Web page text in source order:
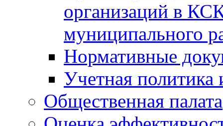
организаций в
муниципального
Нормативные
Учетная политика
Общественная палата